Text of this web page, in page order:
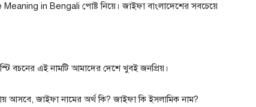
in Bengali পোষ্ট নিয়ে। জাইফা বাংলাদেশের সবচেয়ে
বচনের এই নামটি আমাদের দেশে খুবই জনপ্রিয়।
আসবে, জাইফা নামের অর্থ কি? জাইফা কি ইসলামিক নাম?